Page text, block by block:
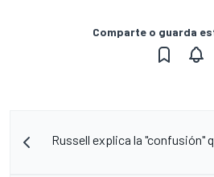
Comparte o guarda
Russell explica la "confusión"